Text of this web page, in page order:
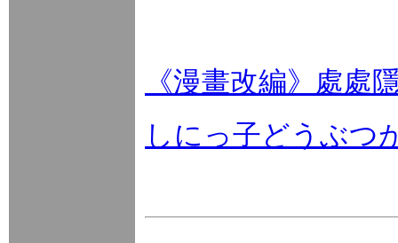
《漫畫改編》處處
しにっ子どうぶつ